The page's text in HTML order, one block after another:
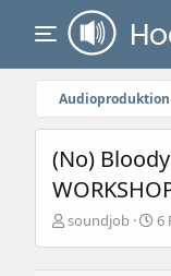
Audioproduktion
(No)
E
soundjob
E
6